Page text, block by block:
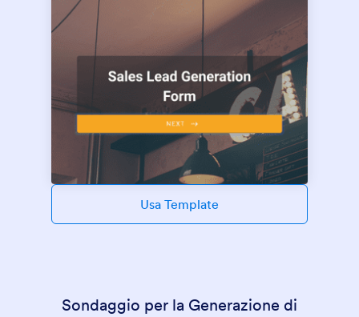
Usa Template
Sondaggio per la Generazione di